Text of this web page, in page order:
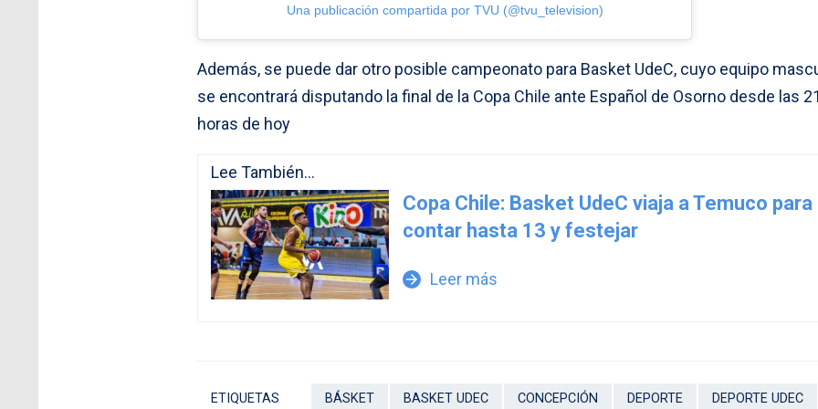
Una publicación compartida por TVU (@tvu_television)
Además, se puede dar otro posible campeonato para Basket UdeC, cuyo equipo
se encontrará disputando la final de la Copa Chile ante Español de Osorno desde las
horas de hoy
Lee También...
Copa Chile: Basket UdeC viaja a Temuco para
contar hasta 13 y festejar
arrow_forward Leer más
ETIQUETAS BÁSKET BASKET UDEC CONCEPCIÓN DEPORTE DEPORTE UDEC